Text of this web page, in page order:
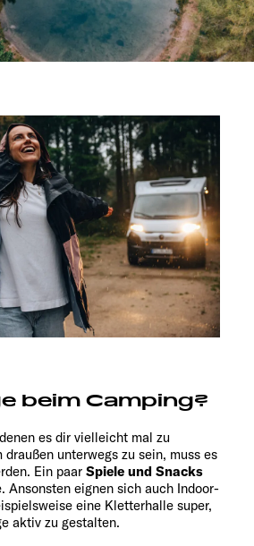
beim Camping?
es dir vielleicht mal zu
unterwegs zu sein, muss es
Ein paar Spiele und Snacks
Ansonsten eignen sich auch Indoor-
eine Kletterhalle super,
aktiv zu gestalten.